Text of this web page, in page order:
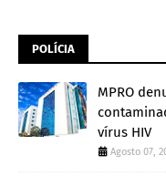
POLÍCIA
MPRO
vírus HIV
Agosto 07,